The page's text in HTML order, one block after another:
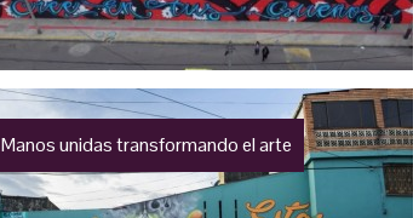
Manos unidas transformando el arte